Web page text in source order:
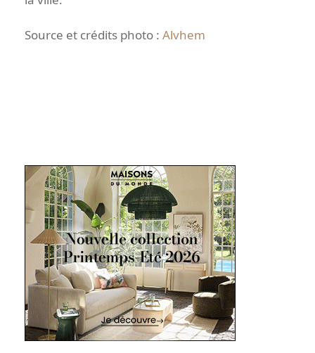
Source et crédits photo : Alvhem